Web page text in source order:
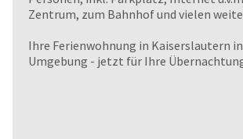
Zentrum, zum Bahnhof und vielen
Ihre Ferienwohnung in Kaiserslautern
Umgebung - jetzt für Ihre